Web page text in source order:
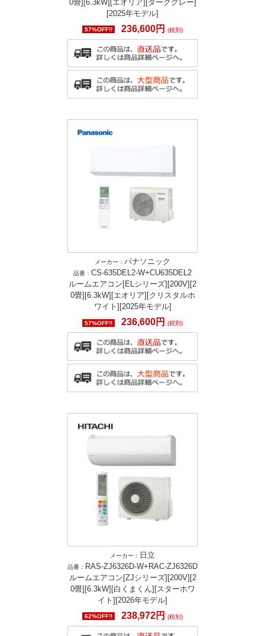
0畳][6.3kW][エオリア][ダークグレー]
[2025年モデル]
57%OFF!! 236,600円 (税別)
メーカー： パナソニック
品番： CS-635DEL2-W+CU635DEL2
ルームエアコン[ELシリーズ][200V][2
0畳][6.3kW][エオリア][クリスタルホ
ワイト][2025年モデル]
57%OFF!! 236,600円 (税別)
メーカー： 日立
品番： RAS-ZJ6326D-W+RAC-ZJ6326D
ルームエアコン[ZJシリーズ][200V][2
0畳][6.3kW][白くまくん][スターホワ
イト][2026年モデル]
62%OFF!! 238,972円 (税別)